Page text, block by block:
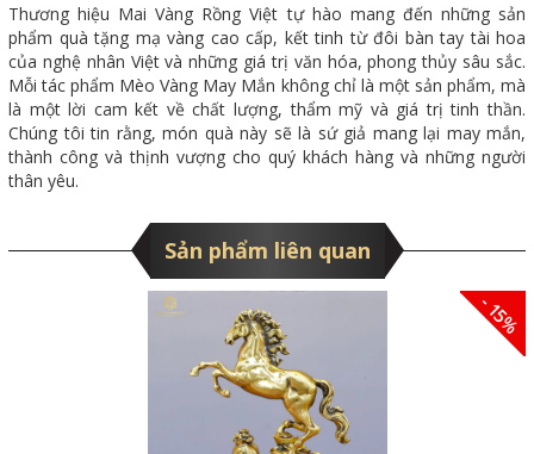
Thương hiệu Mai Vàng Rồng Việt tự hào mang đến những sản
phẩm quà tặng mạ vàng cao cấp, kết tinh từ đôi bàn tay tài hoa
của nghệ nhân Việt và những giá trị văn hóa, phong thủy sâu sắc.
Mỗi tác phẩm Mèo Vàng May Mắn không chỉ là một sản phẩm, mà
là một lời cam kết về chất lượng, thẩm mỹ và giá trị tinh thần.
Chúng tôi tin rằng, món quà này sẽ là sứ giả mang lại may mắn,
thành công và thịnh vượng cho quý khách hàng và những người
thân yêu.
Sản phẩm liên quan
- 15%